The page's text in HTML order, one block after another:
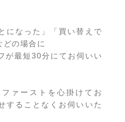
になった」「買い替えで
どの場合に
が最短30分にてお伺いい
ァーストを心掛けてお
することなくお伺いいた